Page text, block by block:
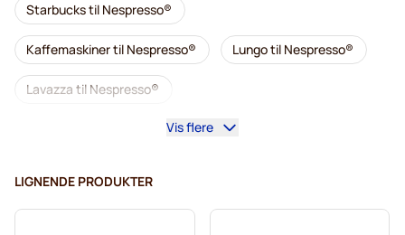
Starbucks til Nespresso®
Kaffemaskiner til Nespresso® Lungo til Nespresso®
Lavazza til Nespresso®
illy kaffekapsler til Nespresso®
Tilbehør til Nespresso® Alt til kaffen til Nespresso®
Vis flere
LIGNENDE PRODUKTER